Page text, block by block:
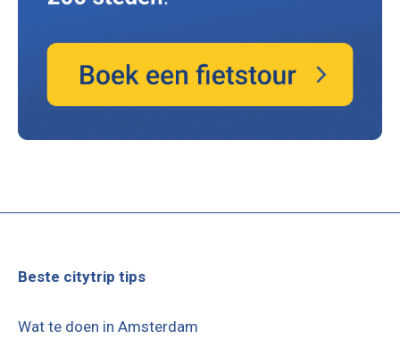
Beste citytrip tips
Wat te doen in Amsterdam